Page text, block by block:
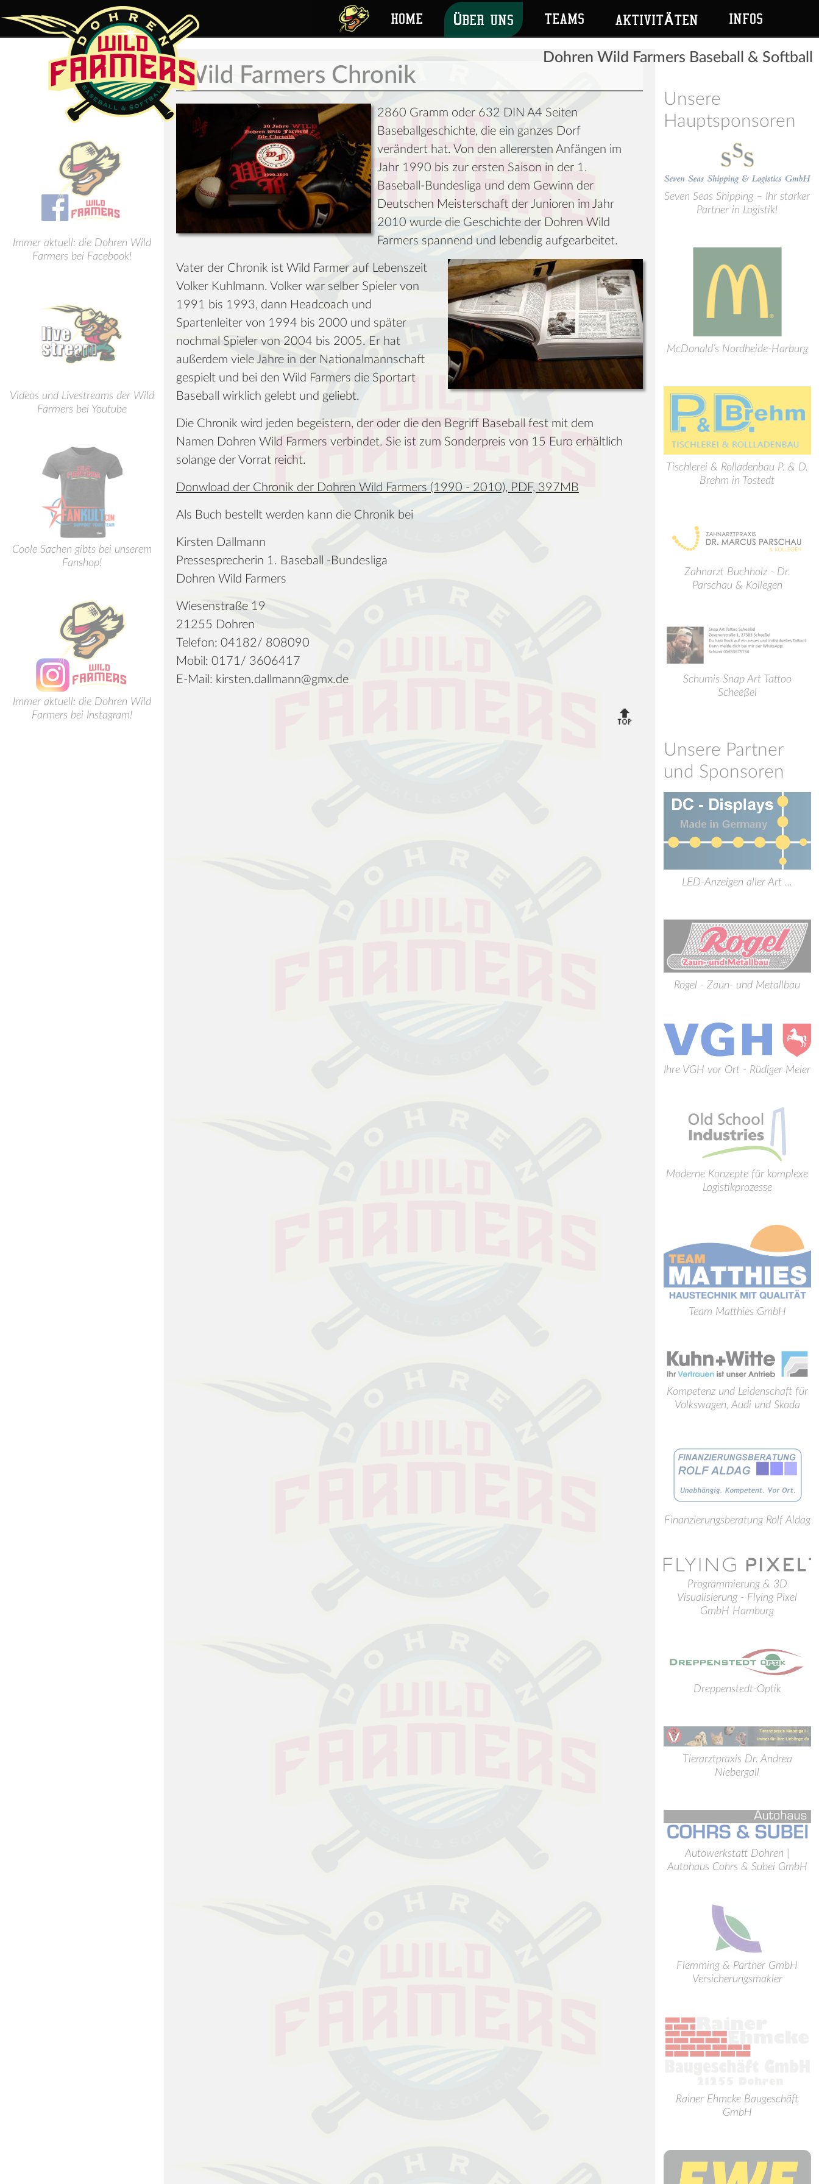
HOME ÜBER UNS TEAMS AKTIVITÄTEN INFOS
Dohren Wild Farmers Baseball & Softball
Immer aktuell: die Dohren Wild
Farmers bei Facebook!
Videos und Livestreams der Wild
Farmers bei Youtube
Coole Sachen gibts bei unserem
Fanshop!
Immer aktuell: die Dohren Wild
Farmers bei Instagram!
Wild Farmers Chronik
2860 Gramm oder 632 DIN A4 Seiten
Baseballgeschichte, die ein ganzes Dorf
verändert hat. Von den allerersten Anfängen im
Jahr 1990 bis zur ersten Saison in der 1.
Baseball-Bundesliga und dem Gewinn der
Deutschen Meisterschaft der Junioren im Jahr
2010 wurde die Geschichte der Dohren Wild
Farmers spannend und lebendig aufgearbeitet.
Vater der Chronik ist Wild Farmer auf Lebenszeit
Volker Kuhlmann. Volker war selber Spieler von
1991 bis 1993, dann Headcoach und
Spartenleiter von 1994 bis 2000 und später
nochmal Spieler von 2004 bis 2005. Er hat
außerdem viele Jahre in der Nationalmannschaft
gespielt und bei den Wild Farmers die Sportart
Baseball wirklich gelebt und geliebt.
Die Chronik wird jeden begeistern, der oder die den Begriff Baseball fest mit dem
Namen Dohren Wild Farmers verbindet. Sie ist zum Sonderpreis von 15 Euro erhältlich
solange der Vorrat reicht.
Donwload der Chronik der Dohren Wild Farmers (1990 - 2010), PDF, 397MB
Als Buch bestellt werden kann die Chronik bei
Kirsten Dallmann
Pressesprecherin 1. Baseball -Bundesliga
Dohren Wild Farmers
Wiesenstraße 19
21255 Dohren
Telefon: 04182/ 808090
Mobil: 0171/ 3606417
E-Mail: kirsten.dallmann@gmx.de
Unsere
Hauptsponsoren
Seven Seas Shipping – Ihr starker
Partner in Logistik!
McDonald’s Nordheide-Harburg
Tischlerei & Rolladenbau P. & D.
Brehm in Tostedt
Zahnarzt Buchholz - Dr.
Parschau & Kollegen
Schumis Snap Art Tattoo
Scheeßel
Unsere Partner
und Sponsoren
LED-Anzeigen aller Art ...
Rogel - Zaun- und Metallbau
Ihre VGH vor Ort - Rüdiger Meier
Moderne Konzepte für komplexe
Logistikprozesse
Team Matthies GmbH
Kompetenz und Leidenschaft für
Volkswagen, Audi und Skoda
Finanzierungsberatung Rolf Aldag
Programmierung & 3D
Visualisierung - Flying Pixel
GmbH Hamburg
Dreppenstedt-Optik
Tierarztpraxis Dr. Andrea
Niebergall
Autowerkstatt Dohren |
Autohaus Cohrs & Subei GmbH
Flemming & Partner GmbH
Versicherungsmakler
Rainer Ehmcke Baugeschäft
GmbH